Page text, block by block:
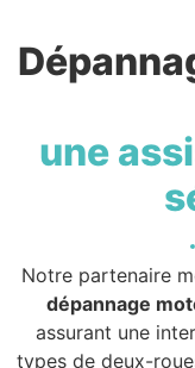
une
Notre partenaire
dépannage
assurant une
types de deux-